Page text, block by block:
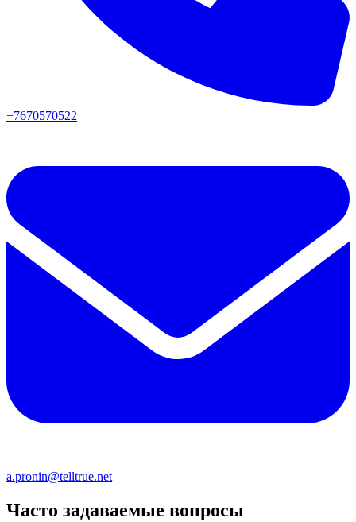
+7670570522
a.pronin@telltrue.net
Часто задаваемые вопросы